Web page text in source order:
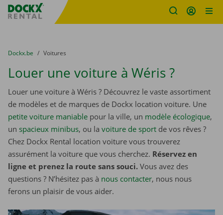
sitename
You are here:
du
Dockx.be to
Voitures
Louer une voiture à Wéris ?
Louer une voiture à Wéris ? Découvrez le vaste assortiment
de modèles et de marques de Dockx location voiture. Une
petite voiture maniable pour la ville, un modèle écologique,
un spacieux minibus, ou la voiture de sport de vos rêves ?
Chez Dockx Rental location voiture vous trouverez
assurément la voiture que vous cherchez. Réservez en
ligne et prenez la route sans souci. Vous avez des
questions ? N’hésitez pas à nous contacter, nous nous
ferons un plaisir de vous aider.